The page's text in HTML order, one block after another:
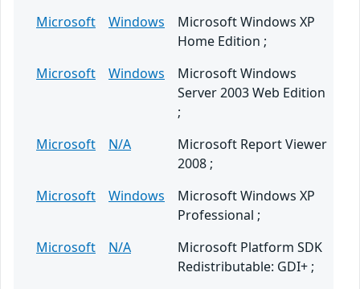
Microsoft
Windows
Microsoft Windows XP
Home Edition ;
Microsoft
Windows
Microsoft Windows
Server 2003 Web Edition
;
Microsoft
N/A
Microsoft Report Viewer
2008 ;
Microsoft
Windows
Microsoft Windows XP
Professional ;
Microsoft
N/A
Microsoft Platform SDK
Redistributable: GDI+ ;